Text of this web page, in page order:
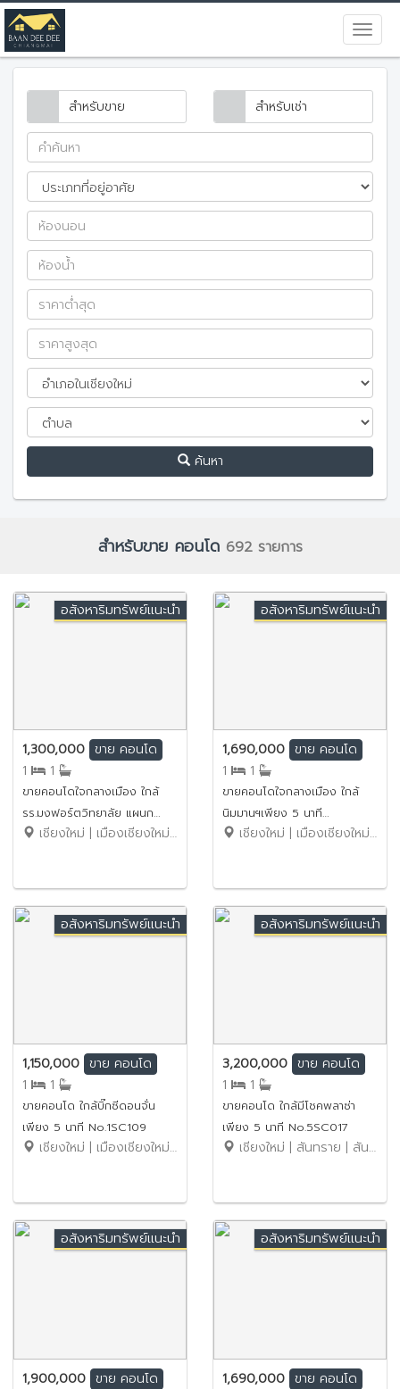
สำหรับขาย สำหรับเช่า
ค้นหา
สำหรับขาย คอนโด 692 รายการ
อสังหาริมทรัพย์แนะนำ
1,300,000 ขาย คอนโด
1
1
ขายคอนโดใจกลางเมือง ใกล้
รร.มงฟอร์ตวิทยาลัย แผนก
ประถมเพียง 5 นาที No.1SC111
เชียงใหม่ | เมืองเชียงใหม่ | ช้างคลาน
อสังหาริมทรัพย์แนะนำ
1,690,000 ขาย คอนโด
1
1
ขายคอนโดใจกลางเมือง ใกล้
นิมมานฯเพียง 5 นาที
No.1SC110
เชียงใหม่ | เมืองเชียงใหม่ | สุเทพ
อสังหาริมทรัพย์แนะนำ
1,150,000 ขาย คอนโด
1
1
ขายคอนโด ใกล้บิ๊กซีดอนจั่น
เพียง 5 นาที No.1SC109
เชียงใหม่ | เมืองเชียงใหม่ | ท่าศาลา
อสังหาริมทรัพย์แนะนำ
3,200,000 ขาย คอนโด
1
1
ขายคอนโด ใกล้มีโชคพลาซ่า
เพียง 5 นาที No.5SC017
เชียงใหม่ | สันทราย | สันทรายน้อย
อสังหาริมทรัพย์แนะนำ
1,900,000 ขาย คอนโด
อสังหาริมทรัพย์แนะนำ
1,690,000 ขาย คอนโด